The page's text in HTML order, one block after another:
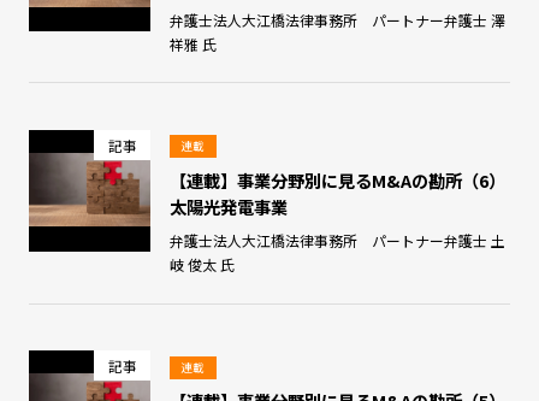
弁護士法人大江橋法律事務所 パートナー弁護士 澤
祥雅 氏
記事 連載
【連載】事業分野別に見るM&Aの勘所（6）
太陽光発電事業
弁護士法人大江橋法律事務所 パートナー弁護士 土
岐 俊太 氏
記事 連載